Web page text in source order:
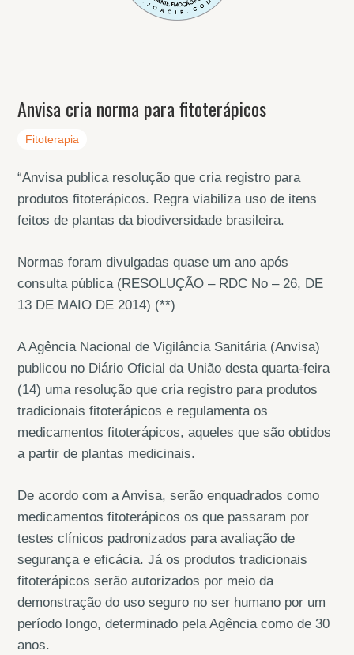
Anvisa cria norma para fitoterápicos
Fitoterapia
“Anvisa publica resolução que cria registro para
produtos fitoterápicos. Regra viabiliza uso de itens
feitos de plantas da biodiversidade brasileira.
Normas foram divulgadas quase um ano após
consulta pública (RESOLUÇÃO – RDC No – 26, DE
13 DE MAIO DE 2014) (**)
A Agência Nacional de Vigilância Sanitária (Anvisa)
publicou no Diário Oficial da União desta quarta-feira
(14) uma resolução que cria registro para produtos
tradicionais fitoterápicos e regulamenta os
medicamentos fitoterápicos, aqueles que são obtidos
a partir de plantas medicinais.
De acordo com a Anvisa, serão enquadrados como
medicamentos fitoterápicos os que passaram por
testes clínicos padronizados para avaliação de
segurança e eficácia. Já os produtos tradicionais
fitoterápicos serão autorizados por meio da
demonstração do uso seguro no ser humano por um
período longo, determinado pela Agência como de 30
anos.